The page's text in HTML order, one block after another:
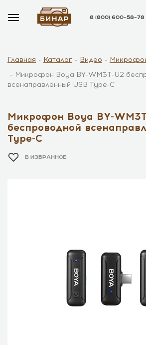
8 (800) 600–58–78
Главная Каталог Видео
Микрофон Boya BY-WM3T-U2
всенаправленный USB Type-C
Микрофон Boya BY-
беспроводной
Type-C
В ИЗБРАННОЕ